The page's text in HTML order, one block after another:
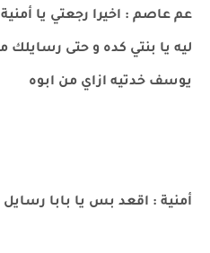
ليه يا بنتي كده و حتى
يوسف خدتيه ازاي من ابوه
أمنية : اقعد بس يا بابا رسايل